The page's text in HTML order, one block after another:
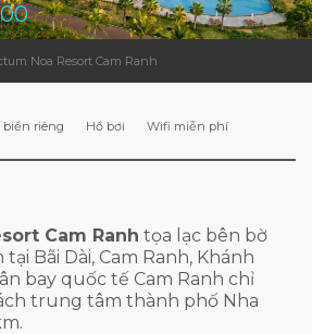
Noa Resort Cam Ranh
biển riêng Hồ bơi Wifi miễn phí
Cam Ranh tọa lạc bên bờ
Bãi Dài, Cam Ranh, Khánh
bay quốc tế Cam Ranh chỉ
trung tâm thành phố Nha